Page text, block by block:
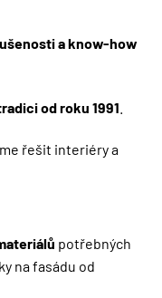
a know-how
od roku 1991
řešit interiéry a
potřebných
na fasádu od